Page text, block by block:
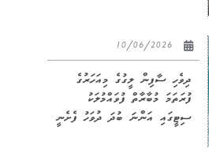
ދިވެހި ސާފިން ލީގުގެ މިއަހަރުގެ
ފުރަތަމަ މުބާރާތް ފުވައްމުލަކު
ސިޓީގައި އަންނަ ބުދަ ދުވަހު ފެށެނީ